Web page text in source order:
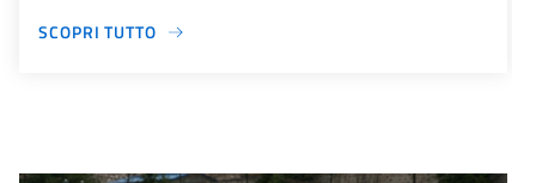
SCOPRI TUTTO